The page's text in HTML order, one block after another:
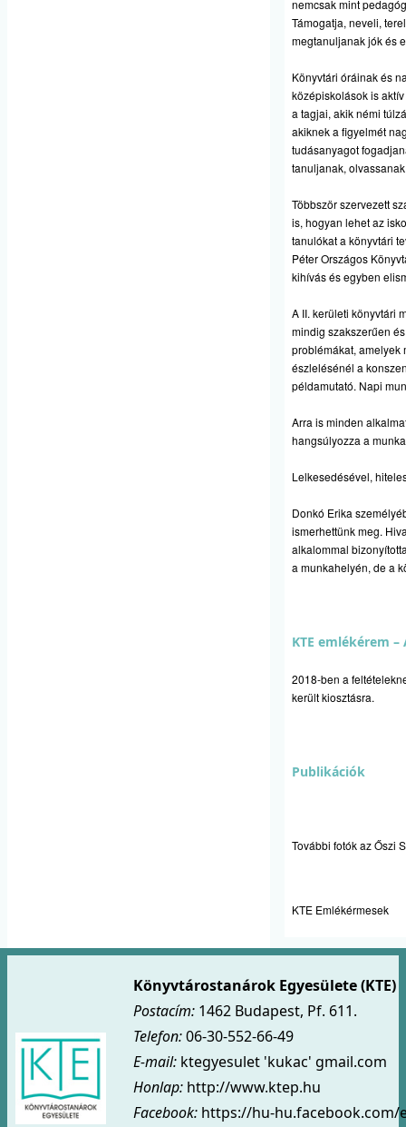
nemcsak mint
Támogatja, neveli,
megtanuljanak jók és
Könyvtári óráinak és
középiskolások is
a tagjai, akik némi
akiknek a figyelmét
tudásanyagot
tanuljanak,
Többször szervezett
is, hogyan lehet az
tanulókat a könyvtári
Péter Országos
kihívás és egyben
A II. kerületi könyvtári
mindig szakszerűen
problémákat, amelyek
észlelésénél a
példamutató. Napi
Arra is minden
hangsúlyozza a
Lelkesedésével,
Donkó Erika
ismerhettünk meg.
alkalommal
a munkahelyén, de a
KTE emlékérem
2018-ben a
került kiosztásra.
Publikációk
További fotók az Őszi
KTE Emlékérmesek
Könyvtárostanárok Egyesülete (KTE)
Postacím: 1462 Budapest, Pf. 611.
Telefon:06-30-552-66-49
E-mail: ktegyesulet 'kukac' gmail.com
Honlap: http://www.ktep.hu
Facebook: https://hu-